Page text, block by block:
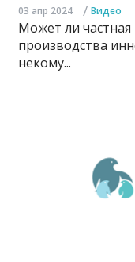
03 апр 2024 / Видео
Может ли
производства
некому...